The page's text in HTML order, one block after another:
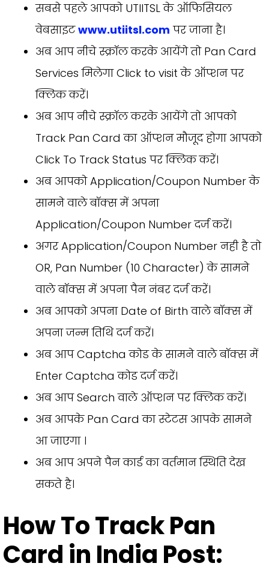
सबसे पहले आपको UTIITSL के ऑफिसियल
वेबसाइटwww.utiitsl.com पर जाना है।
अब आप नीचे स्क्रॉल करके आयेंगे तो Pan Card
Services मिलेगा Click to visit के ऑप्शन पर
क्लिक करें।
अब आप नीचे स्क्रॉल करके आयेंगे तो आपको
Track Pan Card का ऑप्शन मौजूद होगा आपको
Click To Track Status पर क्लिक करें।
अब आपको Application/Coupon Number के
सामने वाले बॉक्स में अपना
Application/Coupon Number दर्ज करें।
अगर Application/Coupon Number नही है तो
OR, Pan Number (10 Character) के सामने
वाले बॉक्स में अपना पैन नंबर दर्ज करें।
अब आपको अपना Date of Birth वाले बॉक्स में
अपना जन्म तिथि दर्ज करें।
अब आप Captcha कोड के सामने वाले बॉक्स में
Enter Captcha कोड दर्ज करें।
अब आप Search वाले ऑप्शन पर क्लिक करें।
अब आपके Pan Card का स्टेटस आपके सामने
आ जाएगा ।
अब आप अपने पैन कार्ड का वर्तमान स्थिति देख
सकते है।
How To Track Pan
Card in India Post: